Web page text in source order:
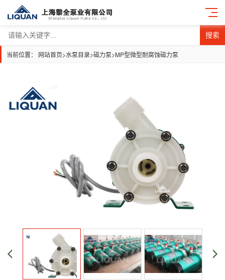
搜索
当前位置： 网站首页>水泵目录>磁力泵>MP型微型耐腐蚀磁力泵